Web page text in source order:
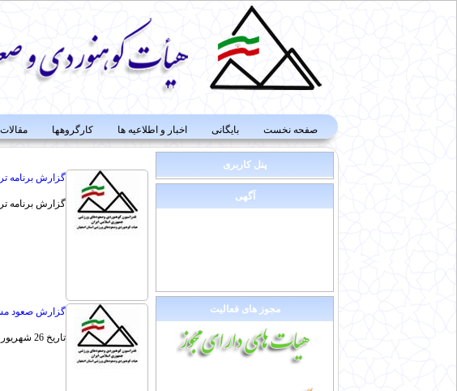
صفحه نخست بایگانی اخبار و اطلاعیه ها کارگروهها مقالات
پنل کاربری
آگهی
مجوز های فعالیت
گزارش برنامه ترمیم
گزارش برنامه
گزارش صعود
تاریخ 26 شهریور ماه 1395